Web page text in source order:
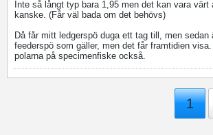
Inte så långt typ bara 1,95 men det kan vara värt
kanske. (Får väl bada om det behövs)
Då får mitt ledgerspö duga ett tag till, men sedan
feederspö som gäller, men det får framtidien
polarna på specimenfiske också.
1